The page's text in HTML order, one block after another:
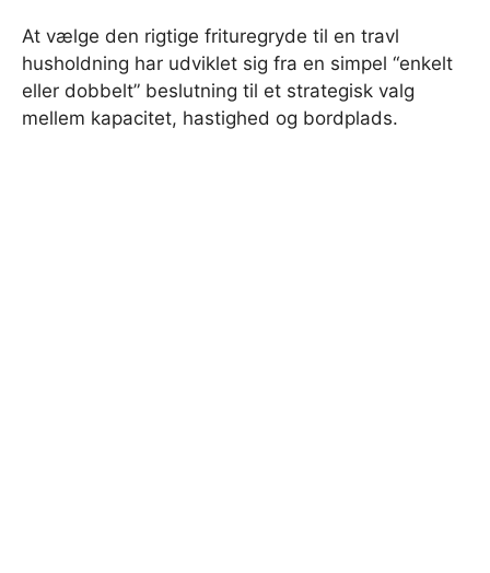
At vælge den rigtige frituregryde til en travl
husholdning har udviklet sig fra en simpel “enkelt
eller dobbelt” beslutning til et strategisk valg
mellem kapacitet, hastighed og bordplads.